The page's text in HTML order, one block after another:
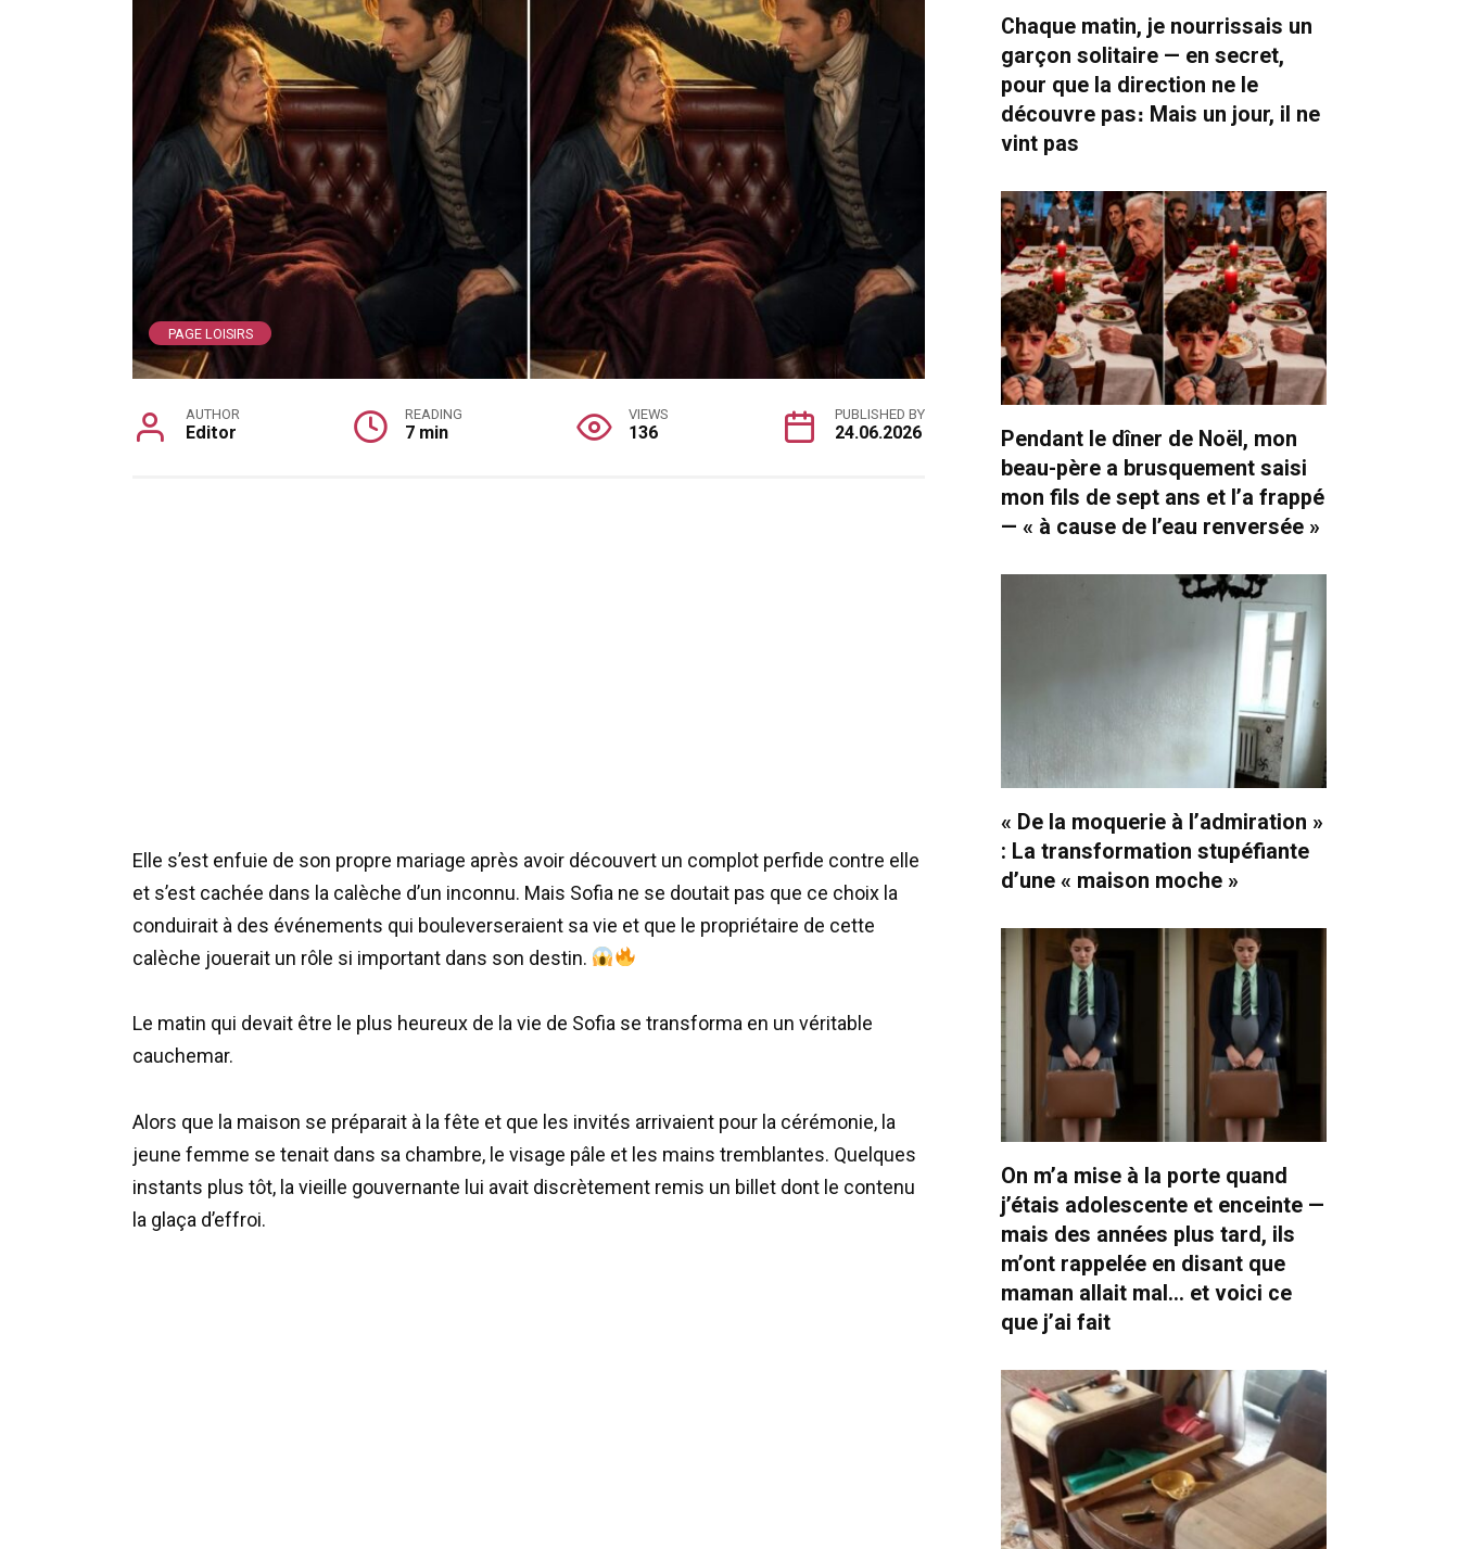
PAGE LOISIRS
AUTHOR
Editor
READING
7 min
VIEWS
136
PUBLISHED BY
24.06.2026
Elle s’est enfuie de son propre mariage après avoir découvert un complot perfide contre elle
et s’est cachée dans la calèche d’un inconnu. Mais Sofia ne se doutait pas que ce choix la
conduirait à des événements qui bouleverseraient sa vie et que le propriétaire de cette
calèche jouerait un rôle si important dans son destin.
Le matin qui devait être le plus heureux de la vie de Sofia se transforma en un véritable
cauchemar.
Alors que la maison se préparait à la fête et que les invités arrivaient pour la cérémonie, la
jeune femme se tenait dans sa chambre, le visage pâle et les mains tremblantes. Quelques
instants plus tôt, la vieille gouvernante lui avait discrètement remis un billet dont le contenu
la glaça d’effroi.
Chaque matin, je nourrissais un
garçon solitaire — en secret,
pour que la direction ne le
découvre pas։ Mais un jour, il ne
vint pas
Pendant le dîner de Noël, mon
beau-père a brusquement saisi
mon fils de sept ans et l’a frappé
— « à cause de l’eau renversée »
« De la moquerie à l’admiration »
: La transformation stupéfiante
d’une « maison moche »
On m’a mise à la porte quand
j’étais adolescente et enceinte —
mais des années plus tard, ils
m’ont rappelée en disant que
maman allait mal… et voici ce
que j’ai fait